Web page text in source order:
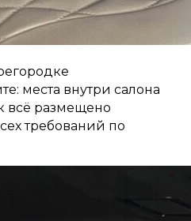
места внутри салона
всё размещено
требований по